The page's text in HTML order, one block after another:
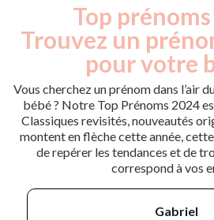
Top
Trouvez un
pour votre
Vous cherchez un prénom dans l’air
bébé ? Notre Top Prénoms 2024
Classiques revisités, nouveautés
montent en flèche cette année,
de repérer les tendances et de
correspond à vos
gabriel